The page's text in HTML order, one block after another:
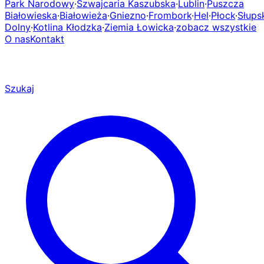
Park Narodowy·Szwajcaria Kaszubska·Lublin·Puszcza
Białowieska·Białowieża·Gniezno·Frombork·Hel·Płock·
Dolny·Kotlina Kłodzka·Ziemia Łowicka·zobacz wszystkie
O nasKontakt
Szukaj